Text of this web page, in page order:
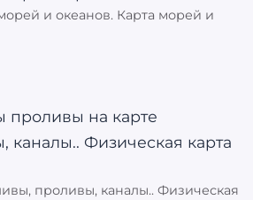
и океанов. Карта морей и
проливы, каналы.. Физическая